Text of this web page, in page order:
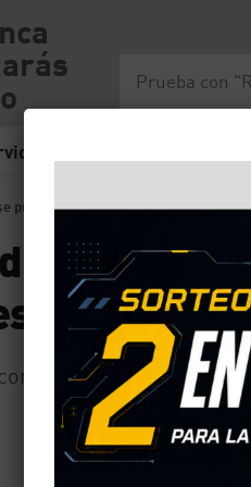
pueden votar los vídeos de los
votar
de
a los